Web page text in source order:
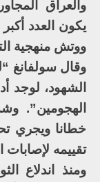
والعراق
يكون العدد
ووتش منهجية
وقال سولفانغ
الشهود، لوجد
الهجومين”.
خطانا ويجري
تقييمه لإصابات